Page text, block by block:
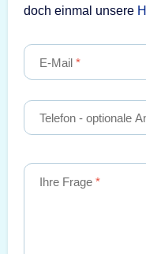
doch einmal unsere
E-Mail
Telefon - optionale
Ihre Frage